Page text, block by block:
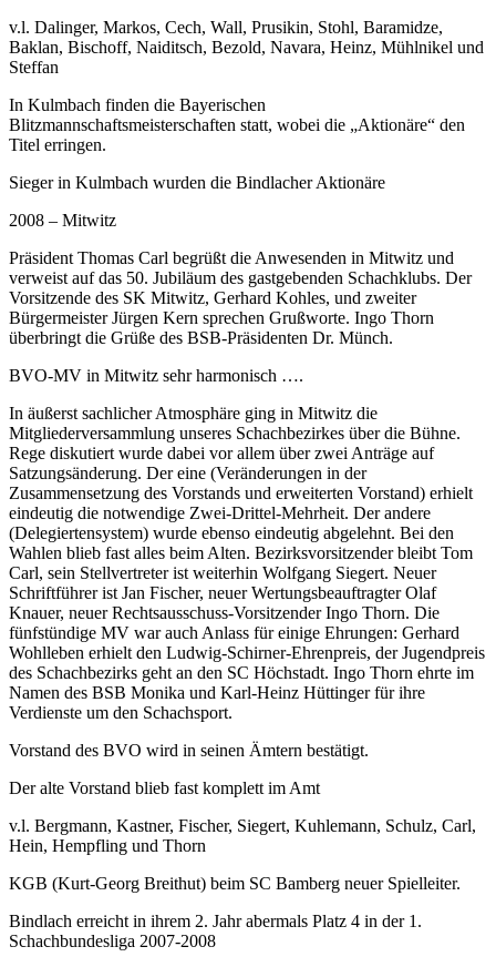
v.l. Dalinger, Markos, Cech, Wall, Prusikin, Stohl, Baramidze,
Baklan, Bischoff, Naiditsch, Bezold, Navara, Heinz, Mühlnikel und
Steffan
In Kulmbach finden die Bayerischen
Blitzmannschaftsmeisterschaften statt, wobei die „Aktionäre“ den
Titel erringen.
Sieger in Kulmbach wurden die Bindlacher Aktionäre
2008 – Mitwitz
Präsident Thomas Carl begrüßt die Anwesenden in Mitwitz und
verweist auf das 50. Jubiläum des gastgebenden Schachklubs. Der
Vorsitzende des SK Mitwitz, Gerhard Kohles, und zweiter
Bürgermeister Jürgen Kern sprechen Grußworte. Ingo Thorn
überbringt die Grüße des BSB-Präsidenten Dr. Münch.
BVO-MV in Mitwitz sehr harmonisch ….
In äußerst sachlicher Atmosphäre ging in Mitwitz die
Mitgliederversammlung unseres Schachbezirkes über die Bühne.
Rege diskutiert wurde dabei vor allem über zwei Anträge auf
Satzungsänderung. Der eine (Veränderungen in der
Zusammensetzung des Vorstands und erweiterten Vorstand) erhielt
eindeutig die notwendige Zwei-Drittel-Mehrheit. Der andere
(Delegiertensystem) wurde ebenso eindeutig abgelehnt. Bei den
Wahlen blieb fast alles beim Alten. Bezirksvorsitzender bleibt Tom
Carl, sein Stellvertreter ist weiterhin Wolfgang Siegert. Neuer
Schriftführer ist Jan Fischer, neuer Wertungsbeauftragter Olaf
Knauer, neuer Rechtsausschuss-Vorsitzender Ingo Thorn. Die
fünfstündige MV war auch Anlass für einige Ehrungen: Gerhard
Wohlleben erhielt den Ludwig-Schirner-Ehrenpreis, der Jugendpreis
des Schachbezirks geht an den SC Höchstadt. Ingo Thorn ehrte im
Namen des BSB Monika und Karl-Heinz Hüttinger für ihre
Verdienste um den Schachsport.
Vorstand des BVO wird in seinen Ämtern bestätigt.
Der alte Vorstand blieb fast komplett im Amt
v.l. Bergmann, Kastner, Fischer, Siegert, Kuhlemann, Schulz, Carl,
Hein, Hempfling und Thorn
KGB (Kurt-Georg Breithut) beim SC Bamberg neuer Spielleiter.
Bindlach erreicht in ihrem 2. Jahr abermals Platz 4 in der 1.
Schachbundesliga 2007-2008